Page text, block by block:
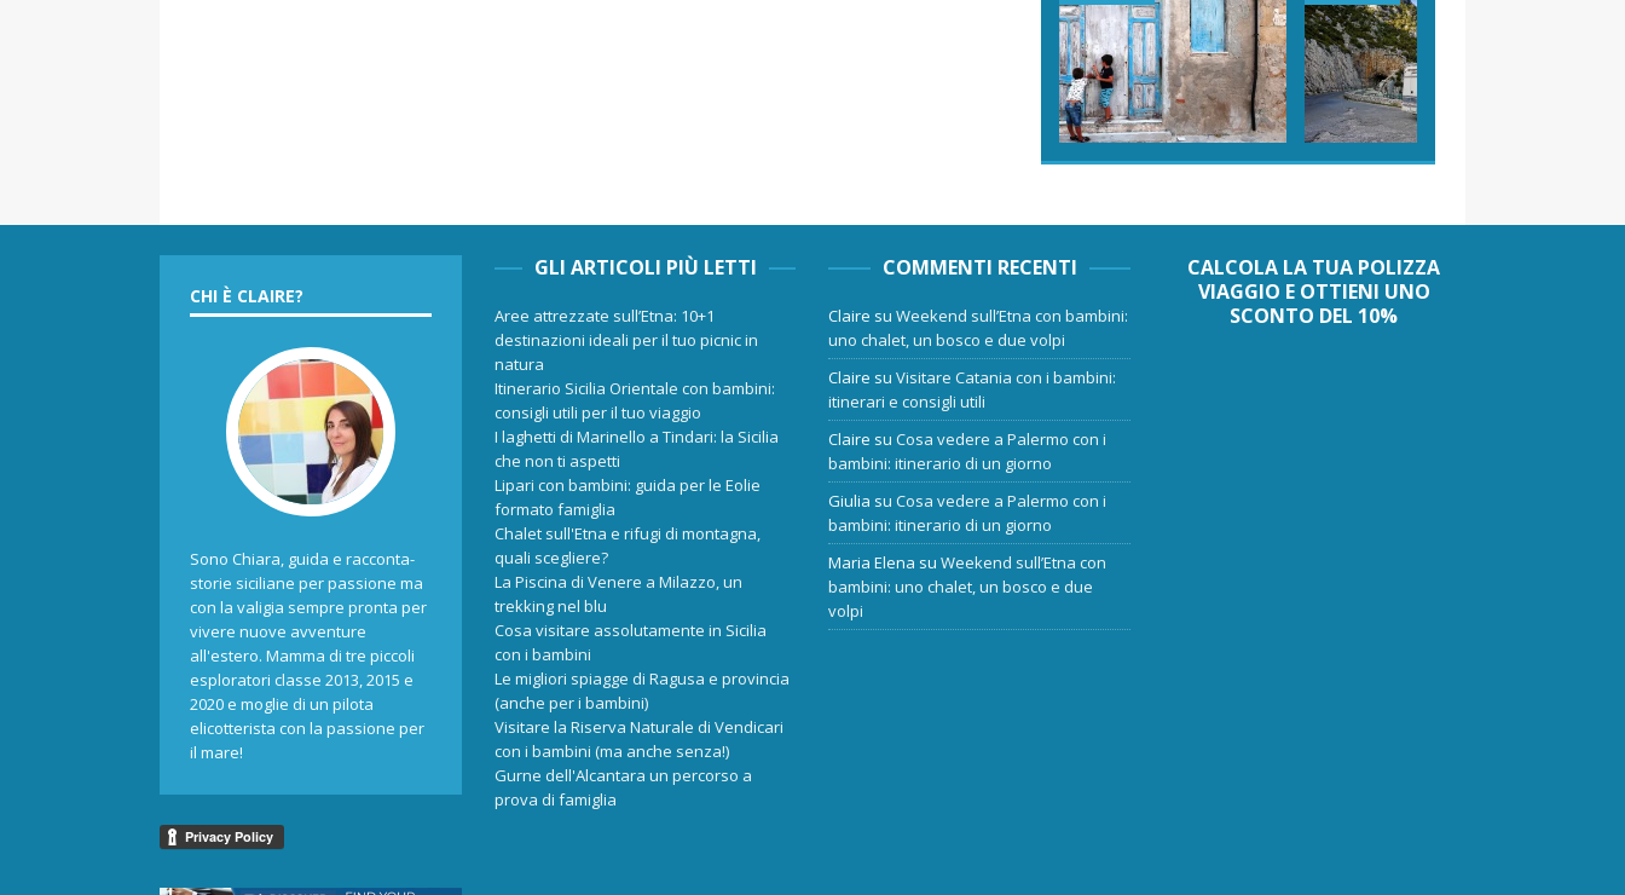
CHI È CLAIRE?
Sono Chiara, guida e racconta-
storie siciliane per passione ma
con la valigia sempre pronta per
vivere nuove avventure
all'estero. Mamma di tre piccoli
esploratori classe 2013, 2015 e
2020 e moglie di un pilota
elicotterista con la passione per
il mare!
GLI ARTICOLI PIÙ LETTI
Aree attrezzate sull’Etna: 10+1
destinazioni ideali per il tuo picnic in
natura
Itinerario Sicilia Orientale con bambini:
consigli utili per il tuo viaggio
I laghetti di Marinello a Tindari: la Sicilia
che non ti aspetti
Lipari con bambini: guida per le Eolie
formato famiglia
Chalet sull'Etna e rifugi di montagna,
quali scegliere?
La Piscina di Venere a Milazzo, un
trekking nel blu
Cosa visitare assolutamente in Sicilia
con i bambini
Le migliori spiagge di Ragusa e provincia
(anche per i bambini)
Visitare la Riserva Naturale di Vendicari
con i bambini (ma anche senza!)
Gurne dell'Alcantara un percorso a
prova di famiglia
COMMENTI RECENTI
Claire suWeekend sull’Etna con bambini:
uno chalet, un bosco e due volpi
Claire suVisitare Catania con i bambini:
itinerari e consigli utili
Claire suCosa vedere a Palermo con i
bambini: itinerario di un giorno
Giulia suCosa vedere a Palermo con i
bambini: itinerario di un giorno
Maria Elena suWeekend sull’Etna con
bambini: uno chalet, un bosco e due
volpi
CALCOLA LA TUA POLIZZA
VIAGGIO E OTTIENI UNO
SCONTO DEL 10%